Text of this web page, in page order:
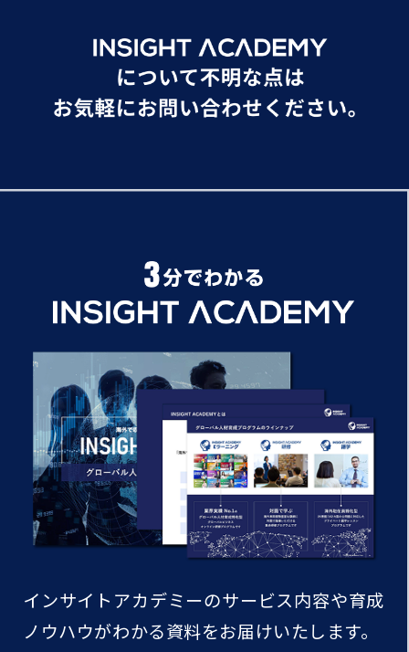
インサイトアカデミーのサービス内容や育成
ノウハウがわかる資料をお届けいたします。